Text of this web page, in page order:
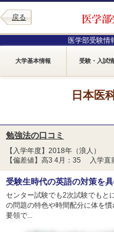
戻る
医学部受験情
大学基本情報 受験・入試
日本医
勉強法の口コミ
【入学年度】2018年（浪人）
【偏差値】高3 4月：35 入学直
受験生時代の英語の対策を
センター試験でも2次試験でもと
の問題の特色や時間配分に体を
要領で...